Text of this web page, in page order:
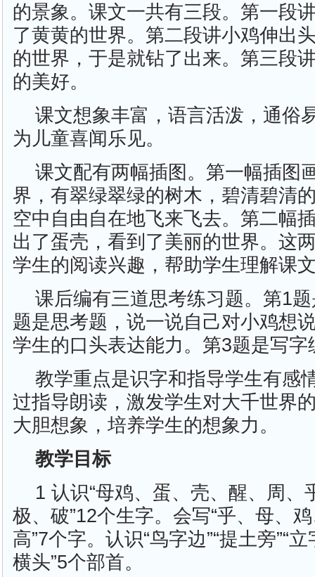
的景象。课文一共有三段。第一段
了黄黄的世界。第二段讲小鸡伸出
的世界，于是就钻了出来。第三段
的美好。
课文想象丰富，语言活泼，通俗
为儿童喜闻乐见。
课文配有两幅插图。第一幅插图
界，有翠绿翠绿的树木，碧清碧清
空中自由自在地飞来飞去。第二幅
出了蛋壳，看到了美丽的世界。这
学生的阅读兴趣，帮助学生理解课
课后编有三道思考练习题。第1
题是思考题，说一说自己对小鸡想
学生的口头表达能力。第3题是写字
教学重点是识字和指导学生有感
过指导朗读，激发学生对大千世界
大胆想象，培养学生的想象力。
教学目标
1 认识“母鸡、蛋、壳、醒、周、
极、破”12个生字。会写“乎、母、
高”7个字。认识“鸟字边”“提土旁”“立
横头”5个部首。